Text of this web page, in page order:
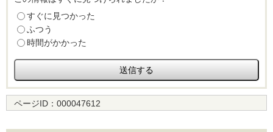
すぐに見つかった
ふつう
時間がかかった
ページID： 000047612